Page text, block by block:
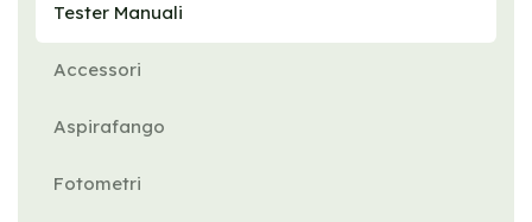
Tester Manuali
Accessori
Aspirafango
Fotometri